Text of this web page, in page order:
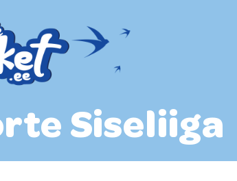
Siseliiga